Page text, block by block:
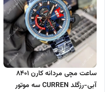
ساعت مچی مردانه کارن 8401
آبی-رزگلد CURREN سه موتور